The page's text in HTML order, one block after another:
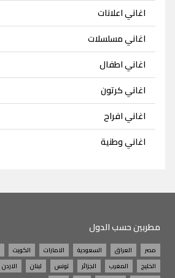
اغاني اعلانات
اغاني مسلسلات
اغاني اطفال
اغاني كرتون
اغاني افراح
اغاني وطنية
مطربين حسب الدول
مصر العراق السعودية الامارات الكويت
الخليج
المغرب الجزائر تونس لبنان الاردن